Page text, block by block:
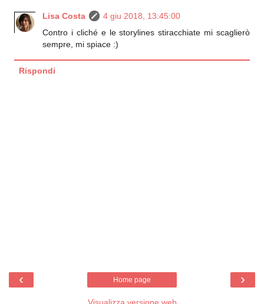
Lisa Costa
4 giu 2018, 13:45:00
Contro i cliché e le storylines stiracchiate mi scaglierò
sempre, mi spiace :)
Rispondi
‹ ›
Home page